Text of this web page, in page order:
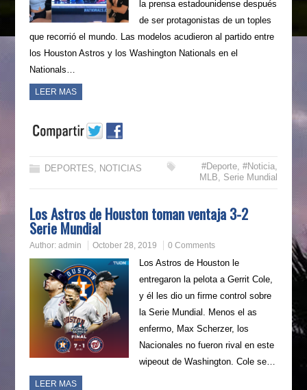
la prensa estadounidense después
de ser protagonistas de un toples
que recorrió el mundo. Las modelos acudieron al partido entre
los Houston Astros y los Washington Nationals en el
Nationals…
LEER MAS
DEPORTES NOTICIAS #Deporte ,#Noticia
MLB
Serie Mundial
Los Astros de Houston toman ventaja 3-2
Serie Mundial
Author: admin October 28, 2019 0 Comments
Los Astros de Houston le
entregaron la pelota a Gerrit Cole,
y él les dio un firme control sobre
la Serie Mundial. Menos el as
enfermo, Max Scherzer, los
Nacionales no fueron rival en este
wipeout de Washington. Cole se…
LEER MAS